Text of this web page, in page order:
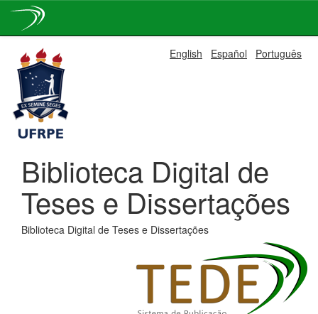
navigation
English Español Português
Biblioteca Digital de
Teses e Dissertações
Biblioteca Digital de Teses e Dissertações